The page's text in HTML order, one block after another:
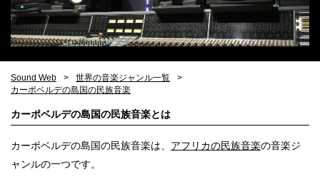
Sound Web
世界の音楽ジャンル一覧
カーポベルデの島国の民族音楽
カーポベルデの島国の民族音楽とは
カーポベルデの島国の民族音楽は、 アフリカの民族音楽の音楽ジ
ャンルの一つです。